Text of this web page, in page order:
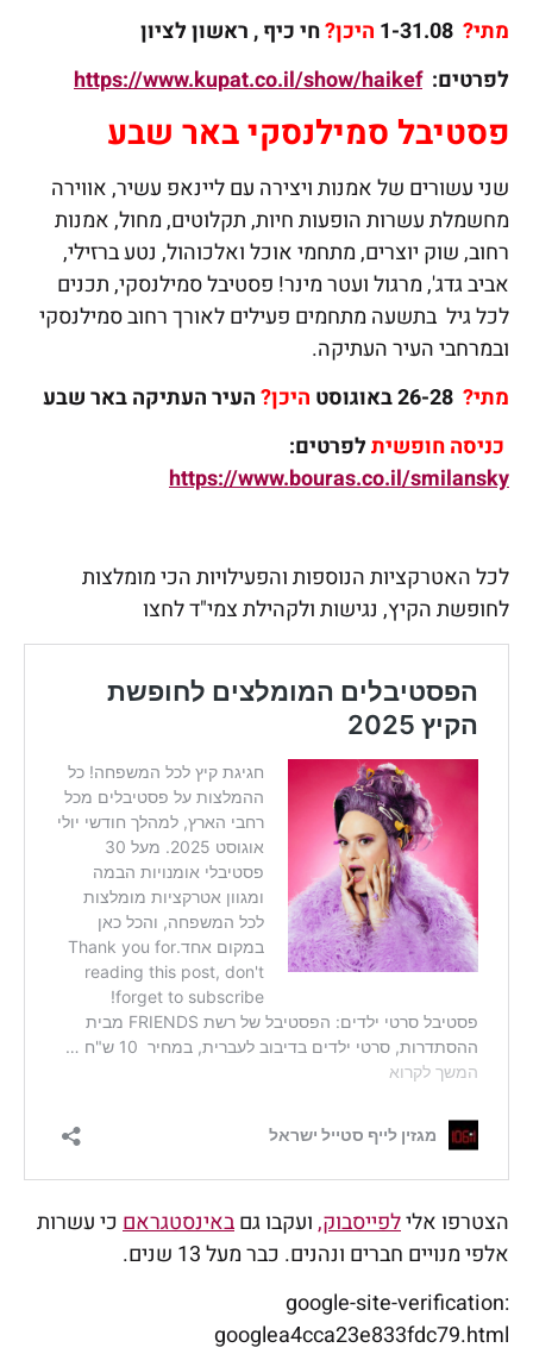
מתי?
היכן?חי כיף , ראשון לציון
לפרטים:https://www.kupat.co.il/show/haikef
פסטיבל סמילנסקי באר שבע
שני עשורים של אמנות ויצירה עם ליינאפ עשיר, אווירה
מחשמלת עשרות הופעות חיות, תקלוטים, מחול, אמנות
רחוב, שוק יוצרים, מתחמי אוכל ואלכוהול, נטע ברזילי,
אביב גדג', מרגול ועטר מינר! פסטיבל סמילנסקי, תכנים
לכל גיל בתשעה מתחמים פעילים לאורך רחוב סמילנסקי
ובמרחבי העיר העתיקה.
מתי?
היכן?העיר העתיקה באר שבע
כניסה חופשיתלפרטים:
https://www.bouras.co.il/smilansky
לכל האטרקציות הנוספות והפעילויות הכי מומלצות
לחופשת הקיץ, נגישות ולקהילת צמי"ד לחצו
הצטרפו אלילפייסבוק,ועקבו גםבאינסטגראם כי עשרות
אלפי מנויים חברים ונהנים. כבר מעל 13 שנים.
google-site-verification:
googlea4cca23e833fdc79.html